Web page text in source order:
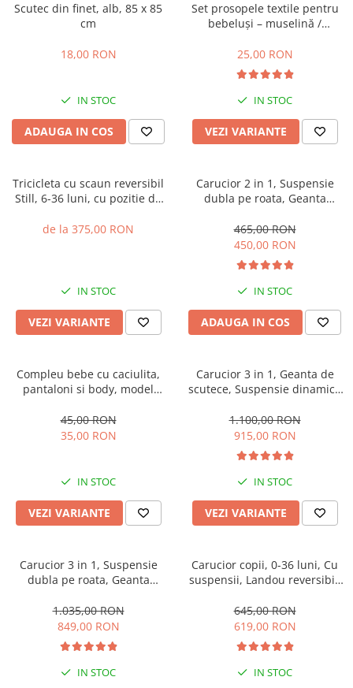
Scutec din finet, alb, 85 x 85
cm
18,00 RON
IN STOC
ADAUGA IN COS
Set prosopele textile pentru
bebeluși – muselină /
25,00 RON
IN STOC
VEZI VARIANTE
Tricicleta cu scaun reversibil
Still, 6-36 luni, cu pozitie de
plina
de la 375,00 RON
IN STOC
VEZI VARIANTE
Carucior 2 in 1, Suspensie
dubla pe roata, Geanta
Belecoo, turcoaz
465,00 RON
450,00 RON
IN STOC
ADAUGA IN COS
Compleu bebe cu caciulita,
pantaloni si body, model
45,00 RON
35,00 RON
IN STOC
VEZI VARIANTE
Carucior 3 in 1, Geanta de
scutece, Suspensie dinamica
aluminiu
1.100,00 RON
915,00 RON
IN STOC
VEZI VARIANTE
Carucior 3 in 1, Suspensie
dubla pe roata, Geanta
Belecoo, bej
1.035,00 RON
849,00 RON
IN STOC
Carucior copii, 0-36 luni, Cu
suspensii, Landou reversibil,
Roata cauciuc
645,00 RON
619,00 RON
IN STOC